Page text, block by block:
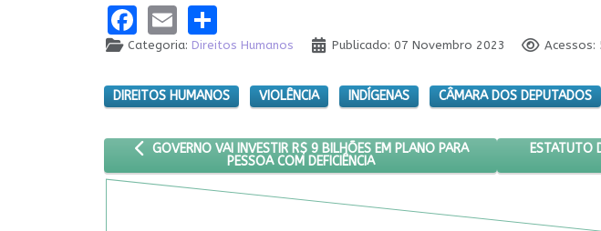
Facebook
Email
Categoria: Direitos Humanos Publicado: 07 Novembro 2023 Acessos:
DIREITOS HUMANOS VIOLÊNCIA INDÍGENAS CÂMARA DOS DEPUTADOS
ARTIGO ANTERIOR: GOVERNO VAI INVESTIR R$ 9 BILHÕES EM PLANO PARA
GOVERNO VAI INVESTIR R$ 9 BILHÕES EM PLANO PARA
PESSOA COM DEFICIÊNCIA
PRÓXIMO
ESTATUTO